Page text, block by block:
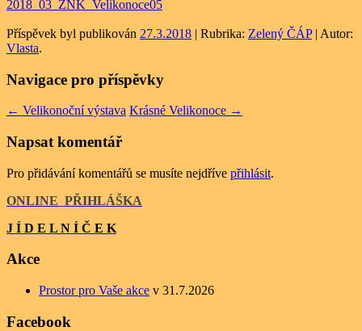
Příspěvek byl publikován 27.3.2018 | Rubrika: Zelený ČÁP| Autor:
Vlasta.
Navigace pro příspěvky
← Velikonoční výstava Krásné Velikonoce →
Napsat komentář
Pro přidávání komentářů se musíte nejdříve přihlásit.
ONLINE PŘIHLÁŠKA
J Í D E L N Í Č E K
Akce
Prostor pro Vaše akce v 31.7.2026
Facebook